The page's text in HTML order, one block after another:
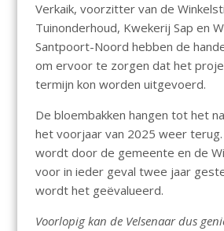
Verkaik, voorzitter van de
Tuinonderhoud, Kwekerij Sap en
Santpoort-Noord hebben de
om ervoor te zorgen dat het
termijn kon worden uitgevoerd.
De bloembakken hangen tot het
het voorjaar van 2025 weer
wordt door de gemeente en de
voor in ieder geval twee jaar
wordt het geëvalueerd.
Voorlopig kan de Velsenaar dus